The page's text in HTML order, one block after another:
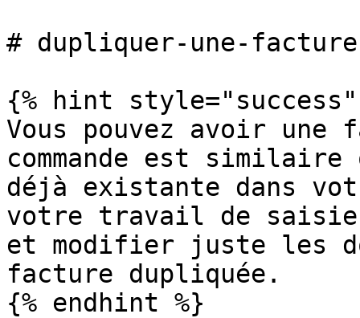
# dupliquer-une-facture
{% hint style="success"
Vous pouvez avoir
commande est
déjà existante dans
votre travail de
et modifier juste les
facture dupliquée.
{% endhint %}